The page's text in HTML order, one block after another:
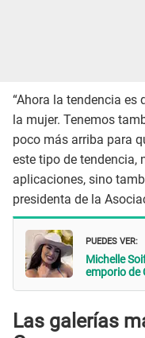
“Ahora la tendencia es
la mujer. Tenemos
poco más arriba para
este tipo de tendencia,
aplicaciones, sino
presidenta de la
PUEDES VER:
Michelle
emporio de
Las galerías